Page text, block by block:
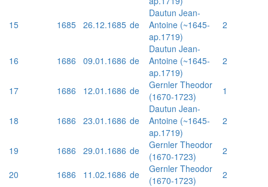
15 1685 26.12.1685 de
Dautun Jean-
Antoine (~1645-
ap.1719)
2
16 1686 09.01.1686 de
Dautun Jean-
Antoine (~1645-
ap.1719)
2
17 1686 12.01.1686 de
Gernler Theodor
(1670-1723)
1
18 1686 23.01.1686 de
Dautun Jean-
Antoine (~1645-
ap.1719)
2
19 1686 29.01.1686 de
Gernler Theodor
(1670-1723)
2
20
1686 11.02.1686 de
Gernler Theodor
(1670-1723)
2